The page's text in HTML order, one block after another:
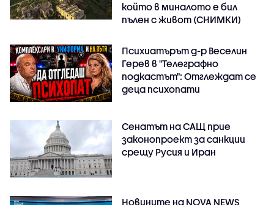
който в миналото е бил
пълен с живот (СНИМКИ)
Психиатърът д-р Веселин
Герев в "Телеграфно
подкастът": Отглеждат се
деца психопати
Сенатът на САЩ прие
законопроект за санкции
срещу Русия и Иран
Новините на NOVA NEWS